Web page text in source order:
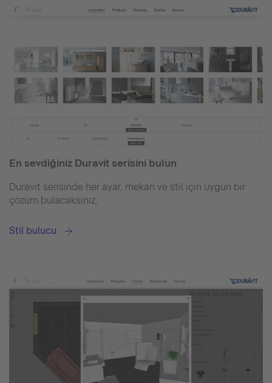
En sevdiğiniz Duravit serisini bulun
Duravit serisinde her ayar, mekan ve stil için uygun bir
çözüm bulacaksınız.
Stil bulucu